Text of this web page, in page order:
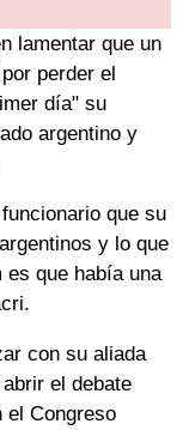
lamentar que un
perder el
día" su
argentino y
que su
y lo que
es que había una
con su aliada
el debate
el Congreso